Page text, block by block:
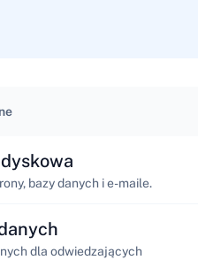
bazy danych i e-maile.
dla odwiedzających